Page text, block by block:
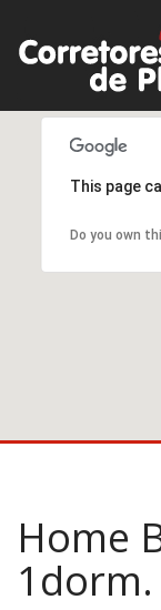
This page
Do you own
Home
1dorm.